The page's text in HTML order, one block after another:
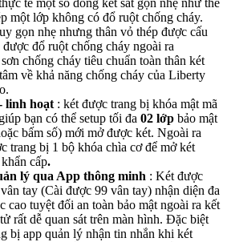
tế một số dòng két sắt gọn nhẹ như thế
một lớp không có đổ ruột chống cháy.
gọn nhẹ nhưng thân vỏ thép được cấu
đổ ruột chống cháy ngoài ra
chống cháy tiêu chuẩn toàn thân két
về khả năng chống cháy của Liberty
linh hoạt : két được trang bị khóa mật mã
bạn có thể setup tối đa 02 lớp bảo mật
bấm số) mới mở được két. Ngoài ra
trang bị 1 bộ khóa chìa cơ để mở két
cấp.
lý qua App thông minh : Két được
tay (Cài được 99 vân tay) nhận diện đa
cao tuyệt đối an toàn bảo mật ngoài ra kết
rất dễ quan sát trên màn hình. Đặc biệt
bị app quản lý nhận tin nhắn khi két